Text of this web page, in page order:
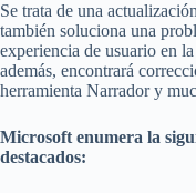
Se trata de una
también soluciona una
experiencia de usuario en
además, encontrará
herramienta Narrador y
Microsoft enumera la
destacados: